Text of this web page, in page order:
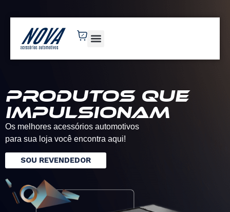
Produtos que
impulsionam
Os melhores acessórios automotivos
para sua loja você encontra aqui!
SOU REVENDEDOR